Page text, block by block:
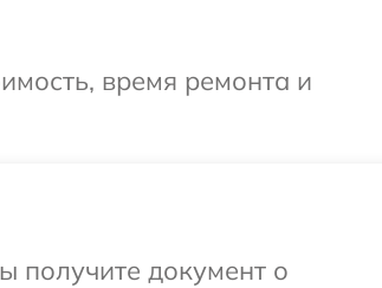
время ремонта и
получите документ о